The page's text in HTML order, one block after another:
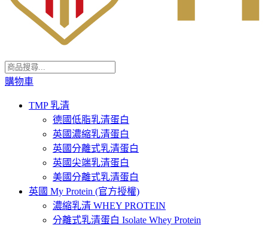
購物車
TMP 乳清
德國低脂乳清蛋白
英國濃縮乳清蛋白
英國分離式乳清蛋白
英國尖端乳清蛋白
美國分離式乳清蛋白
英國 My Protein (官方授權)
濃縮乳清 WHEY PROTEIN
分離式乳清蛋白 Isolate Whey Protein